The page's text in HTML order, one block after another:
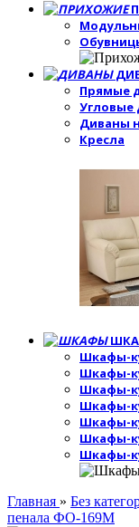
Прямые
Угловые
Диваны
Кресла
Шкафы-
Шкафы-
Шкафы-
Шкафы-
Шкафы-
Шкафы-
Шкафы-
Главная » Без
пенала ФО-169М